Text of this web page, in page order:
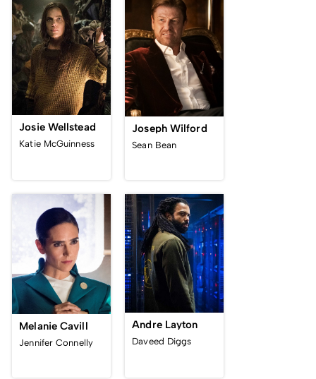
Josie Wellstead
Katie McGuinness
Joseph Wilford
Sean Bean
Melanie Cavill
Jennifer Connelly
Andre Layton
Daveed Diggs